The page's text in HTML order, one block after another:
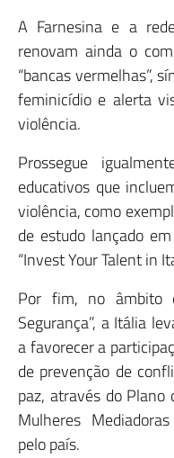
A Farnesina e a
renovam ainda o
“bancas vermelhas”,
feminicídio e alerta
violência.
Prossegue
educativos que
violência, como
de estudo lançado
“Invest Your Talent in
Por fim, no âmbito
Segurança”, a Itália
a favorecer a
de prevenção de
paz, através do Plano
Mulheres
pelo país.